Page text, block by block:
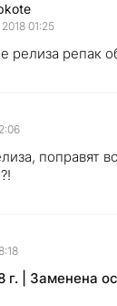
01:25
релиза репак
поправят
г. | Заменена